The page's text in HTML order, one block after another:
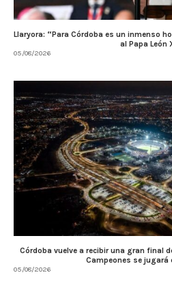
Llaryora: “Para Córdoba es un inmenso
al Papa León
05/08/2026
Córdoba vuelve a recibir una gran final
Campeones se jugará
05/08/2026